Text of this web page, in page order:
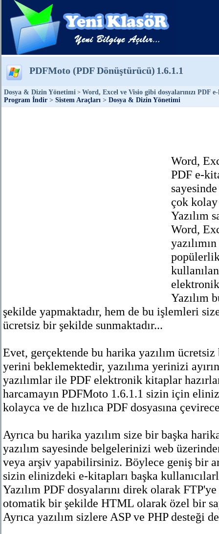
PDFMoto (PDF Dönüştürücü) 1.6.1.1
Dosya & Dizin Yönetimi > Word, Excel ve Visio gibi dosyalarınızı PDF
Program İndir > Sistem Araçları > Dosya & Dizin Yönetimi
Word,
PDF e-
çok
Yazılım
Word,
Yazılım
şekilde yapmaktadır, hem de bu işlemleri
ücretsiz bir şekilde sunmaktadır...
Evet, gerçektende bu harika yazılım
yerini beklemektedir, yazılıma yerinizi ayırın
yazılımlar ile PDF elektronik kitaplar
harcamayın PDFMoto 1.6.1.1 sizin için
kolayca ve de hızlıca PDF dosyasına
Ayrıca bu harika yazılım size bir başka
yazılım sayesinde belgelerinizi web
veya arşiv yapabilirsiniz. Böylece geniş bir
sizin elinizdeki e-kitapları başka
Yazılım PDF dosyalarını direk olarak
otomatik bir şekilde HTML olarak özel bir
Ayrıca yazılım sizlere ASP ve PHP desteği